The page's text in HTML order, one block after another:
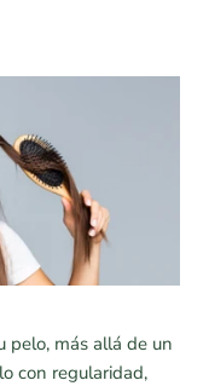
pelo, más allá de un
con regularidad,